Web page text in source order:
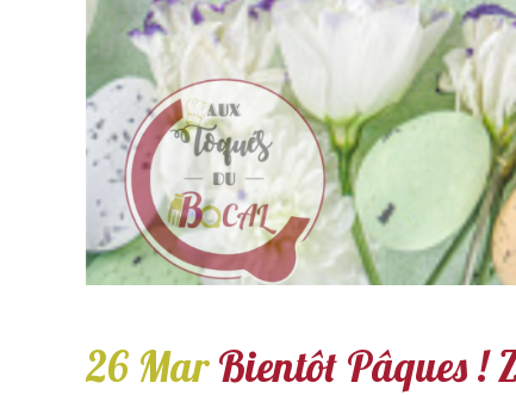
26 MarBientôt Pâques !